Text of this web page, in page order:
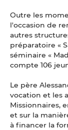
Outre les
l'occasion de
autres
préparatoire «
séminaire «
compte 106
Le père
vocation et les
Missionnaires,
et sur la
à financer la